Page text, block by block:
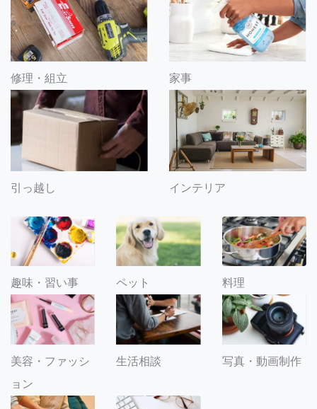
修理・組立 家事
引っ越し インテリア
趣味・習い事 ペット 料理
美容・ファッシ
ョン
生活相談 写真・動画制作